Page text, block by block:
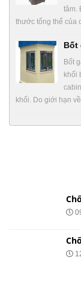
tâm.
thước tổng thể của
Bốt
Bốt
khối
khối. Do giới hạn